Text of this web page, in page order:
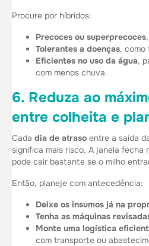
Procure por híbridos:
Precoces ou superprecoces
Tolerantes a doenças, como
Eficientes no uso da água,
com menos chuva.
6. Reduza ao
entre colheita e
Cada dia de atraso entre a saída
significa mais risco. A janela fecha
pode cair bastante se o milho
Então, planeje com antecedência:
Deixe os insumos já na
Tenha as máquinas
Monte uma logística
com transporte ou